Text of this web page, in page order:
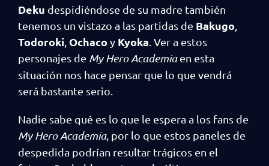
Deku despidiéndose de su madre también
tenemos un vistazo a las partidas de Bakugo
Todoroki Ochaco y Kyoka . Ver a estos
personajes de My Hero Academiaen esta
situación nos hace pensar que lo que vendrá
será bastante serio.
Nadie sabe qué es lo que le espera a los fans de
My Hero Academia, por lo que estos paneles de
despedida podrían resultar trágicos en el